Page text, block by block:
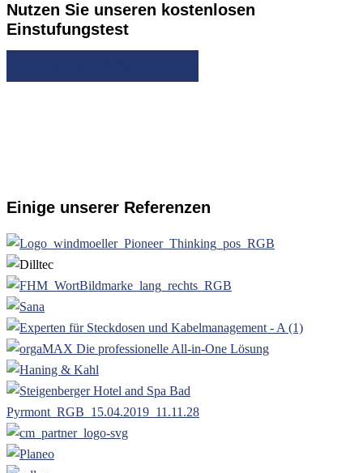
Nutzen Sie unseren kostenlosen
Einstufungstest
Einige unserer Referenzen